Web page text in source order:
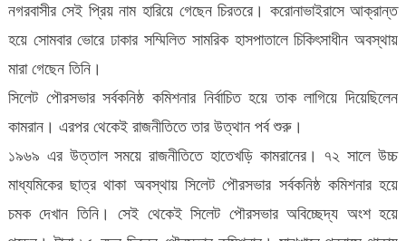
নগরবাসীর সেই প্রিয় নাম হারিয়ে গেছেন চিরতরে। করোনাভাইরাসে আক্রান্ত
হয়ে সোমবার ভোরে ঢাকার সম্মিলিত সামরিক হাসপাতালে চিকিৎসাধীন অবস্থায়
মারা গেছেন তিনি।
সিলেট পৌরসভার সর্বকনিষ্ঠ কমিশনার নির্বাচিত হয়ে তাক লাগিয়ে দিয়েছিলেন
কামরান। এরপর থেকেই রাজনীতিতে তার উত্থান পর্ব শুরু।
১৯৬৯ এর উত্তাল সময়ে রাজনীতিতে হাতেখড়ি কামরানের। ৭২ সালে উচ্চ
মাধ্যমিকের ছাত্র থাকা অবস্থায় সিলেট পৌরসভার সর্বকনিষ্ঠ কমিশনার হয়ে
চমক দেখান তিনি। সেই থেকেই সিলেট পৌরসভার অবিচ্ছেদ্য অংশ হয়ে